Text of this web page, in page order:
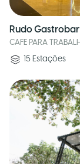
Rudo Gastrobar
CAFE PARA
15 Estações